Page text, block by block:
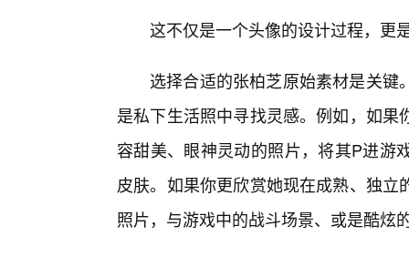
这不仅是一个头像的设计过程，更
选择合适的张柏芝原始素材是关
是私下生活照中寻找灵感。例如，如
容甜美、眼神灵动的照片，将其P进游
皮肤。如果你更欣赏她现在成熟、独
照片，与游戏中的战斗场景、或是酷炫